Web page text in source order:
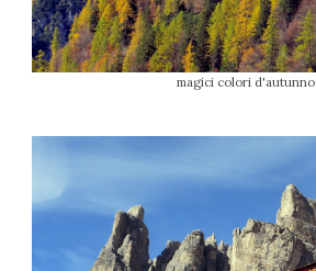
magici colori d'autunno